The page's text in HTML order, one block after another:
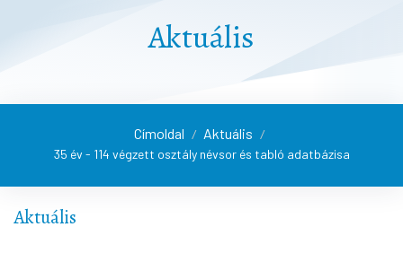
Aktuális
Címoldal / Aktuális /
35 év - 114 végzett osztály névsor és tabló adatbázisa
Aktuális